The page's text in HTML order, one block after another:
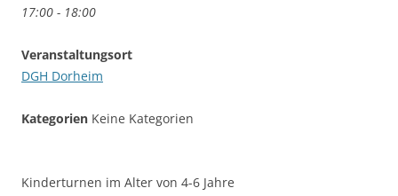
17:00 - 18:00
Veranstaltungsort
DGH Dorheim
Kategorien Keine Kategorien
Kinderturnen im Alter von 4-6 Jahre